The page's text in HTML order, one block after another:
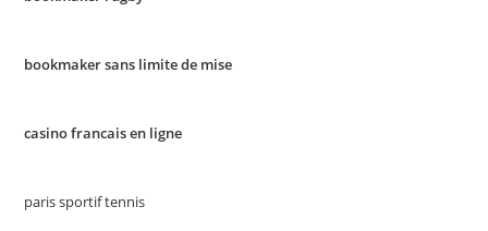
bookmaker sans limite de mise
casino francais en ligne
paris sportif tennis